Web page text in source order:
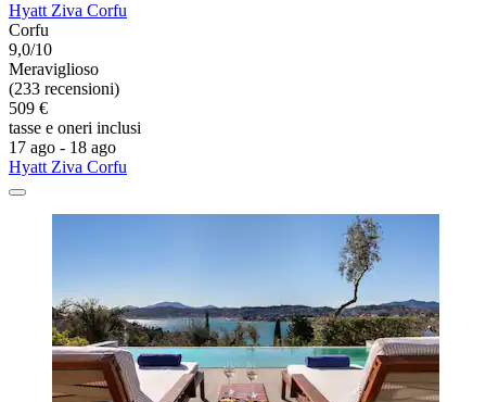
Hyatt Ziva Corfu
Corfu
9,0/10
Meraviglioso
(233 recensioni)
509 €
tasse e oneri inclusi
17 ago - 18 ago
Hyatt Ziva Corfu